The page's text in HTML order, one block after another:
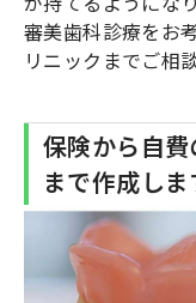
審美歯科診療をお
リニックまでご相
保険から自
まで作成しま